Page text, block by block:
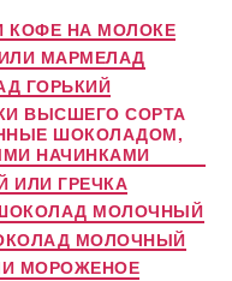
НА МОЛОКЕ
МАРМЕЛАД
ГОРЬКИЙ
ВЫСШЕГО СОРТА
ШОКОЛАДОМ,
НАЧИНКАМИ
ГРЕЧКА
МОЛОЧНЫЙ
МОЛОЧНЫЙ
МОРОЖЕНОЕ